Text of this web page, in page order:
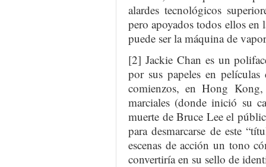
alardes tecnológicos
pero apoyados todos ellos en
puede ser la máquina de
[2] Jackie Chan es un
por sus papeles en
comienzos, en Hong
marciales (donde inició su
muerte de Bruce Lee el
para desmarcarse de este
escenas de acción un tono
convertiría en su sello de